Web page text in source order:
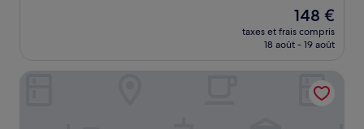
Le
nouveau
prix
de
148 €
148 €
taxes et frais compris
18 août - 19 août